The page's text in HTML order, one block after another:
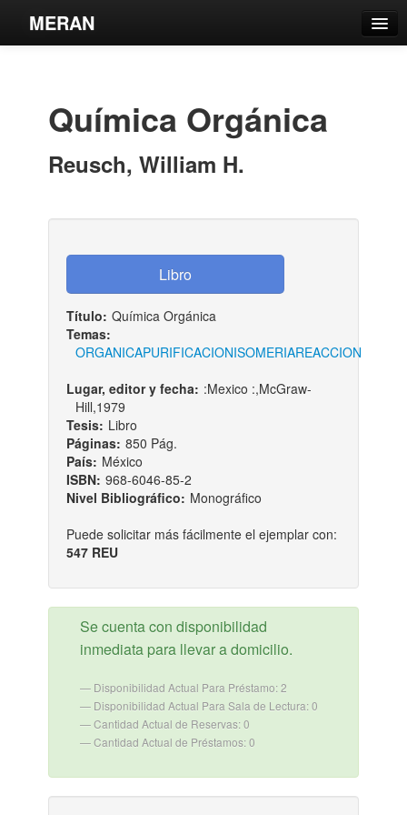
MERAN
Estantes Virtuales
Química Orgánica
Reusch, William H.
Título: Química Orgánica
Temas:
ORGANICAPURIFICACIONISOMERIAREACCION
Lugar, editor y fecha: :Mexico :,McGraw-
Hill,1979
Tesis: Libro
Páginas: 850 Pág.
País: México
ISBN: 968-6046-85-2
Nivel Bibliográfico: Monográfico
Puede solicitar más fácilmente el ejemplar con:
547 REU
Se cuenta con disponibilidad
inmediata para llevar a domicilio.
Disponibilidad Actual Para Préstamo: 2
Disponibilidad Actual Para Sala de Lectura: 0
Cantidad Actual de Reservas: 0
Cantidad Actual de Préstamos: 0